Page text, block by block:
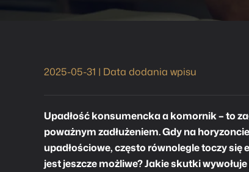
2025-05-31 | Data dodania wpisu
Upadłość konsumenckaa komornik – to
poważnym zadłużeniem. Gdy na
upadłościowe, często równolegle toczy się
jest jeszcze możliwe? Jakie skutki